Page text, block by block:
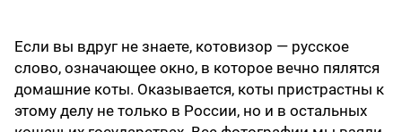
Если вы вдруг не знаете, котовизор — русское
слово, означающее окно, в которое вечно пялятся
домашние коты. Оказывается, коты пристрастны к
этому делу не только в России, но и в остальных